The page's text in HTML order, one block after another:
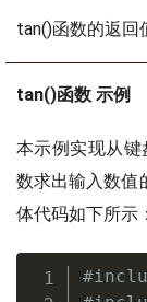
tan()函数的返回
tan()函数 示例
本示例实现从
数求出输入数值
体代码如下所示：
#